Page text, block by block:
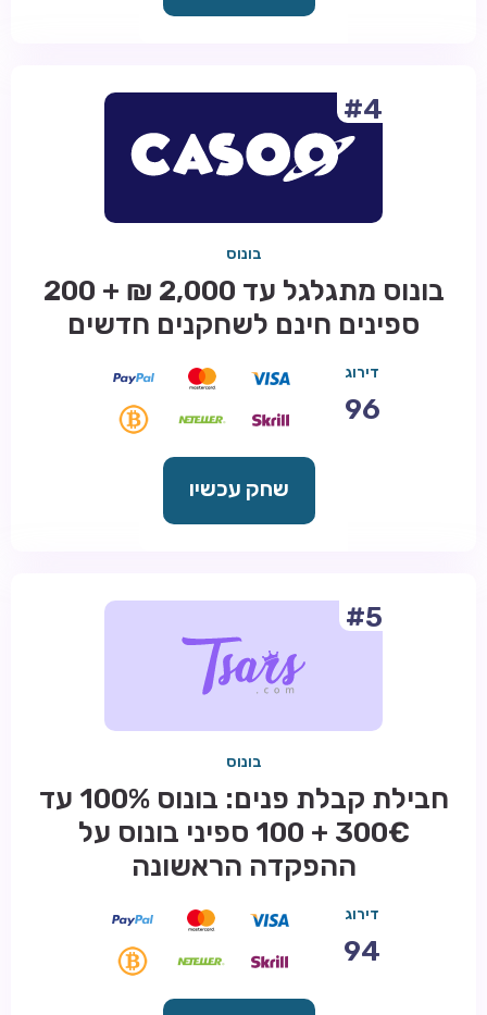
#4
בונוס
בונוס מתגלגל עד 2,000 ₪ + 200
ספינים חינם לשחקנים חדשים
דירוג
96
שחק עכשיו
#5
בונוס
חבילת קבלת פנים: בונוס 100% עד
300€ + 100 ספיני בונוס על
ההפקדה הראשונה
דירוג
94